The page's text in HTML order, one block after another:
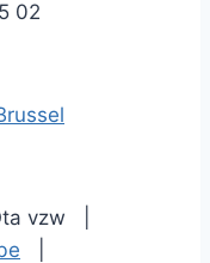
02
vzw |